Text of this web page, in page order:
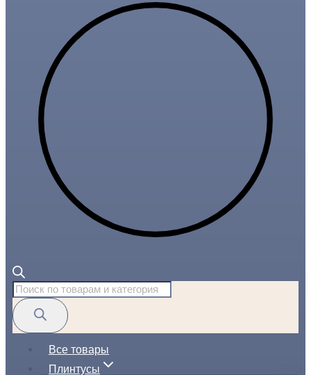
Поиск
товаров
Все товары
Плинтусы